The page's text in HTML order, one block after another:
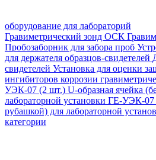
оборудование для лабораторий
Гравиметрический зонд ОСК
Пробозаборник для забора проб
для держателя образцов-свидетелей
свидетелей Установка для оценки
ингибиторов коррозии
УЭК-07 (2 шт.) U-образная ячейка
лабораторной установки ГЕ-УЭК-07
рубашкой) для лабораторной
категории